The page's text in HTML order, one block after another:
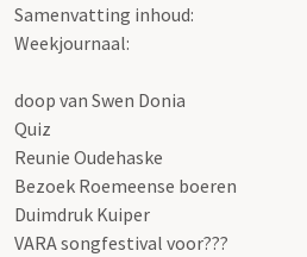
Samenvatting inhoud:
Weekjournaal:
doop van Swen Donia
Quiz
Reunie Oudehaske
Bezoek Roemeense boeren
Duimdruk Kuiper
VARA songfestival voor???